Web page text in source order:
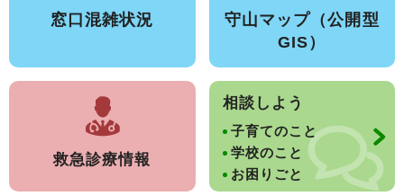
窓口混雑状況
守山マップ（公開型
GIS）
救急診療情報
相談しよう
子育てのこと
学校のこと
お困りごと